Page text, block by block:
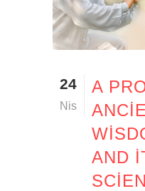
24
Nis
A
AND